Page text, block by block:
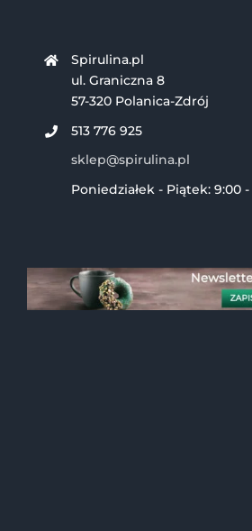
Spirulina.pl
ul. Graniczna 8
57-320 Polanica-Zdrój
513 776 925
sklep@spirulina.pl
Poniedziałek - Piątek: 9:00 -